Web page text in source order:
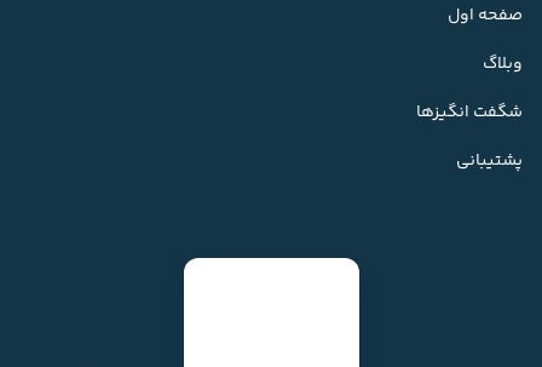
صفحه اول
وبلاگ
شگفت انگیزها
پشتیبانی